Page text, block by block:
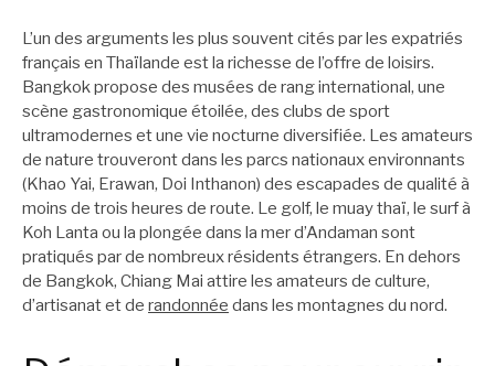
L’un des arguments les plus souvent cités par les expatriés
français en Thaïlande est la richesse de l’offre de loisirs.
Bangkok propose des musées de rang international, une
scène gastronomique étoilée, des clubs de sport
ultramodernes et une vie nocturne diversifiée. Les amateurs
de nature trouveront dans les parcs nationaux environnants
(Khao Yai, Erawan, Doi Inthanon) des escapades de qualité à
moins de trois heures de route. Le golf, le muay thaï, le surf à
Koh Lanta ou la plongée dans la mer d’Andaman sont
pratiqués par de nombreux résidents étrangers. En dehors
de Bangkok, Chiang Mai attire les amateurs de culture,
d’artisanat et de randonnée dans les montagnes du nord.